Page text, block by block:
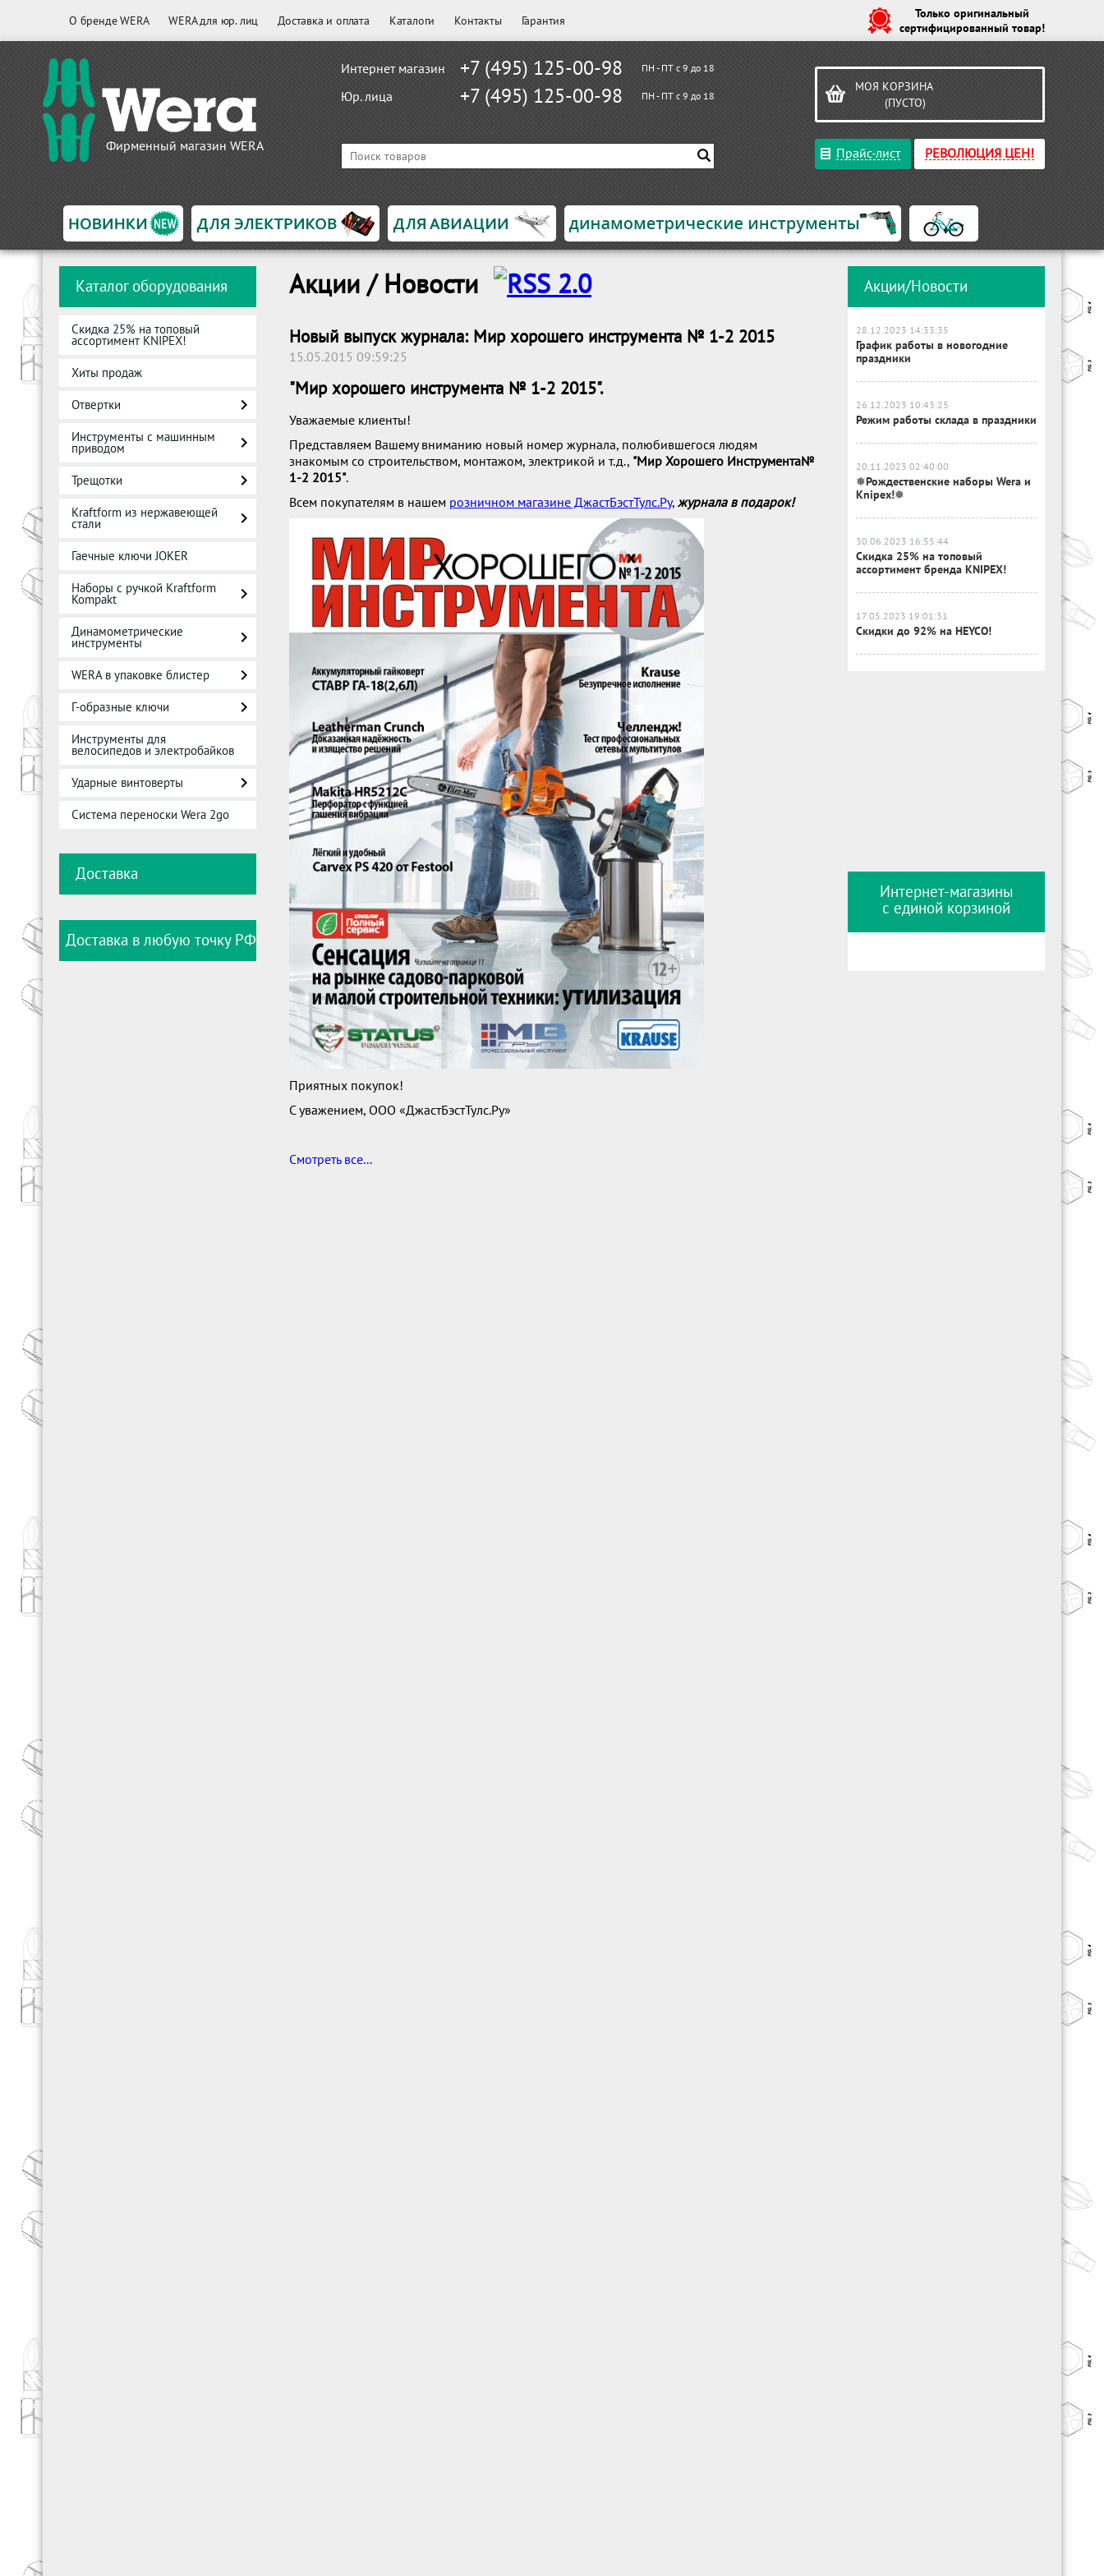
О бренде WERA WERA для юр. лиц Доставка и оплата Каталоги Контакты Гарантия
Только оригинальный
сертифицированный товар!
Фирменный магазин WERA
Интернет магазин +7 (495) 125-00-98 ПН - ПТ с 9 до 18
Юр. лица +7 (495) 125-00-98 ПН - ПТ с 9 до 18
МОЯ КОРЗИНА
(ПУСТО)
Прайс-лист РЕВОЛЮЦИЯ ЦЕН!
Каталог оборудования
Скидка 25% на топовый
ассортимент KNIPEX!
Хиты продаж
Отвертки
Инструменты с машинным
приводом
Трещотки
Kraftform из нержавеющей
стали
Гаечные ключи JOKER
Наборы с ручкой Kraftform
Kompakt
Динамометрические
инструменты
WERA в упаковке блистер
Г-образные ключи
Инструменты для
велосипедов и электробайков
Ударные винтоверты
Система переноски Wera 2go
Доставка
Доставка в любую точку РФ
Акции / Новости
Новый выпуск журнала: Мир хорошего инструмента № 1-2 2015
15.05.2015 09:59:25
"Мир хорошего инструмента № 1-2 2015".
Уважаемые клиенты!
Представляем Вашему вниманию новый номер журнала, полюбившегося людям
знакомым со строительством, монтажом, электрикой и т.д., "Мир Хорошего Инструмента№
1-2 2015".
Всем покупателям в нашем розничном магазине ДжастБэстТулс.Ру, журнала в подарок!
Приятных покупок!
С уважением, ООО «ДжастБэстТулс.Ру»
Смотреть все...
Акции/Новости
28.12.2023 14:33:35
График работы в новогодние
праздники
26.12.2023 10:43:25
Режим работы склада в праздники
20.11.2023 02:40:00
❅Рождественские наборы Wera и
Knipex!❅
30.06.2023 16:55:44
Скидка 25% на топовый
ассортимент бренда KNIPEX!
17.05.2023 19:01:31
Скидки до 92% на HEYCO!
Интернет-магазины
с единой корзиной